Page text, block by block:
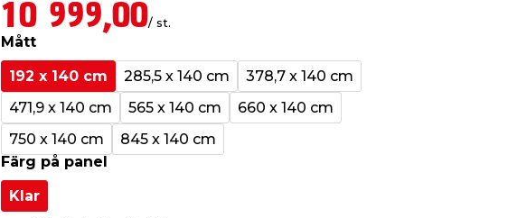
10 999,00/ st.
Mått
192 x 140 cm
285,5 x 140 cm
378,7 x 140 cm
471,9 x 140 cm
565 x 140 cm
660 x 140 cm
750 x 140 cm
845 x 140 cm
Färg på panel
Klar